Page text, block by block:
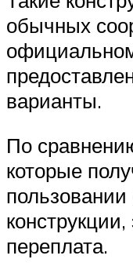
обычных
варианты.
По
которые
переплата.